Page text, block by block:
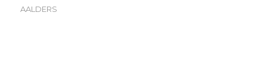
AALDERS